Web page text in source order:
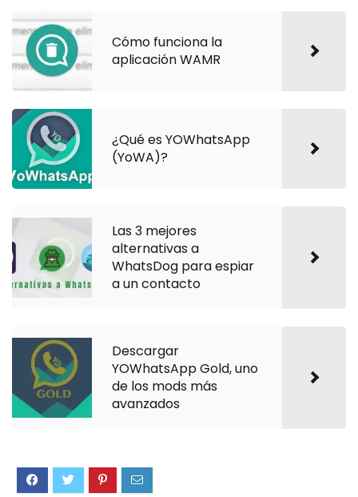
Cómo funciona la
aplicación WAMR
¿Qué es YOWhatsApp
(YoWA)?
Las 3 mejores
alternativas a
WhatsDog para espiar
a un contacto
Descargar
YOWhatsApp Gold, uno
de los mods más
avanzados